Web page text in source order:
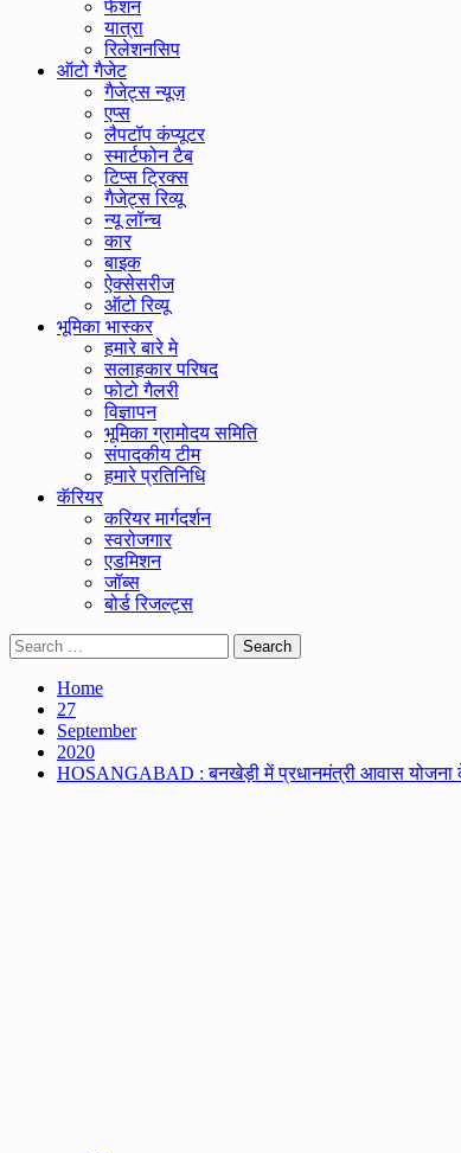
फेशन
यात्रा
रिलेशनसिप
ऑटो गैजेट
गैजेट्स न्यूज़
एप्स
लैपटॉप कंप्यूटर
स्मार्टफोन टैब
टिप्स ट्रिक्स
गैजेट्स रिव्यू
न्यू लॉन्च
कार
बाइक
ऐक्सेसरीज
ऑटो रिव्यू
भूमिका भास्कर
हमारे बारे मे
सलाहकार परिषद
फोटो गैलरी
विज्ञापन
भूमिका ग्रामोदय समिति
संपादकीय टीम
हमारे प्रतिनिधि
कॅरियर
करियर मार्गदर्शन
स्वरोजगार
एडमिशन
जॉब्स
बोर्ड रिजल्ट्स
Search
for:
Home
27
September
2020
HOSANGABAD : बनखेड़ी में प्रधानमंत्री आवास योजना